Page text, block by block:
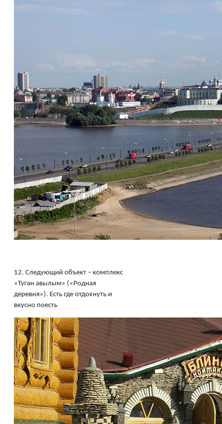
12. Следующий объект – комплекс
«Туган авылым» («Родная
деревня»). Есть где отдохнуть и
вкусно поесть